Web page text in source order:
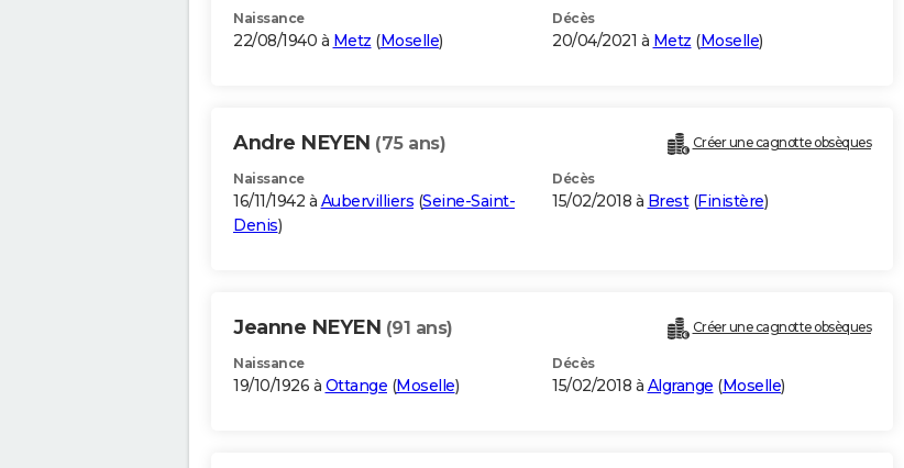
Naissance
22/08/1940 à Metz (Moselle)
Décès
20/04/2021 à Metz (Moselle)
Andre NEYEN (75 ans) Créer une cagnotte obsèques
Naissance
16/11/1942 à Aubervilliers (Seine-Saint-
Denis)
Décès
15/02/2018 à Brest(Finistère)
Jeanne NEYEN (91 ans) Créer une cagnotte obsèques
Naissance
19/10/1926 à Ottange (Moselle)
Décès
15/02/2018 à Algrange (Moselle)